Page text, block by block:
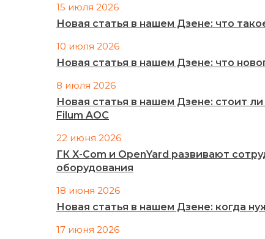
15 июля 2026
Новая статья в нашем Дзене: что
10 июля 2026
Новая статья в нашем Дзене: что
8 июля 2026
Новая статья в нашем Дзене: стоит
Filum AOC
22 июня 2026
ГК X-Com и OpenYard развивают
оборудования
18 июня 2026
Новая статья в нашем Дзене: когда
17 июня 2026